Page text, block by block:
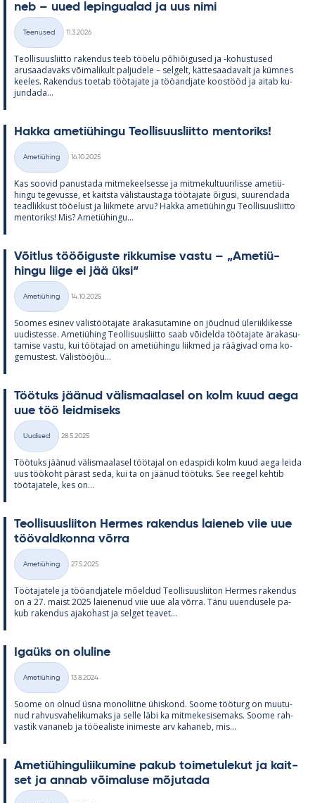
neb – uued le­pin­gua­lad ja uus nimi
Kategooriad
Teenused
11.3.2026
Teol­li­suus­liitto ra­ken­dus teeb töö­elu põ­hiõi­gused ja -ko­hus­tused
arusaa­da­vaks või­ma­li­kult pal­ju­dele – sel­gelt, kät­te­saa­da­valt ja küm­nes
kee­les. Ra­ken­dus toe­tab töö­ta­jate ja töö­and­jate koos­tööd ja ai­tab ku­
jun­dada...
Hakka ame­tiü­hingu Teol­li­suus­liitto men­to­riks!
Kategooriad
Ametiühing
16.10.2025
Kas soo­vid pa­nus­tada mit­me­keel­sesse ja mit­me­kul­tuu­ri­lisse ame­tiü­
hingu te­ge­vusse, et kaitsta vä­lis­taus­taga töö­ta­jate õi­gusi, suu­ren­dada
tead­lik­kust töö­elust ja liik­mete arvu? Hakka ame­tiü­hingu Teol­li­suus­liitto
men­to­riks! Mis? Ame­tiü­hingu...
Võit­lus tööõi­guste rik­ku­mise vastu – „Ame­tiü­
hingu liige ei jää üksi“
Kategooriad
Ametiühing
14.10.2025
Soo­mes esi­nev vä­lis­töö­ta­jate ära­ka­su­ta­mine on jõud­nud üle­riikli­kesse
uu­dis­tesse. Ame­tiü­hing Teol­li­suus­liitto saab või­delda töö­ta­jate ära­ka­su­
ta­mise vastu, kui töö­ta­jad on ame­tiü­hingu liik­med ja rää­gi­vad oma ko­
ge­mus­test. Vä­lis­tööjõu...
Töö­tuks jää­nud vä­lis­maa­la­sel on kolm kuud aega
uue töö leid­mi­seks
Kategooriad
Uudised
28.5.2025
Töö­tuks jää­nud vä­lis­maa­la­sel töö­ta­jal on edas­pidi kolm kuud aega leida
uus töö­koht pä­rast seda, kui ta on jää­nud töö­tuks. See ree­gel keh­tib
töö­ta­ja­tele, kes on...
Teol­li­suus­lii­ton Her­mes ra­ken­dus lai­e­neb viie uue
töö­vald­konna võrra
Kategooriad
Ametiühing
27.5.2025
Töö­ta­ja­tele ja töö­and­ja­tele mõel­dud Teol­li­suus­lii­ton Her­mes ra­ken­dus
on a 27. maist 2025 lai­e­ne­nud viie uue ala võrra. Tänu uu­en­dusele pa­
kub ra­ken­dus aja­ko­hast ja sel­get tea­vet...
Igaüks on olu­line
Kategooriad
Ametiühing
13.8.2024
Soome on ol­nud üsna mo­no­liitne ühis­kond. Soome töö­turg on muu­tu­
nud rah­vus­va­he­li­ku­maks ja selle läbi ka mit­me­ke­si­se­maks. Soome rah­
vas­tik va­na­neb ja töö­ea­liste ini­meste arv ka­ha­neb, mis...
Ame­tiü­hin­gu­lii­ku­mine pa­kub toi­me­tu­le­kut ja kait­
set ja an­nab või­ma­luse mõ­ju­tada